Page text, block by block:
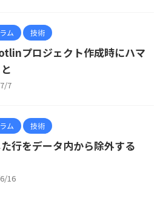
ム 技術
プロジェクト作成時にハマ
7
ム 技術
行をデータ内から除外する
16